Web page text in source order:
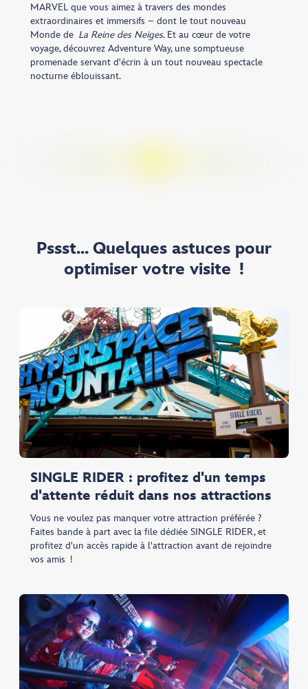
MARVEL que vous aimez à travers des mondes
extraordinaires et immersifs – dont le tout nouveau
Monde de La Reine des Neiges. Et au cœur de votre
voyage, découvrez Adventure Way, une somptueuse
promenade servant d'écrin à un tout nouveau spectacle
nocturne éblouissant.
Pssst... Quelques astuces pour
optimiser votre visite !
SINGLE RIDER : profitez d'un temps
d'attente réduit dans nos attractions
Vous ne voulez pas manquer votre attraction préférée ?
Faites bande à part avec la file dédiée SINGLE RIDER, et
profitez d'un accès rapide à l'attraction avant de rejoindre
vos amis !